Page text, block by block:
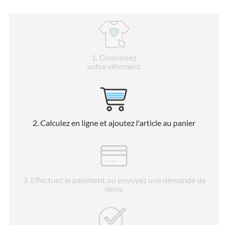
1 . Choisissez
votre vêtement
2. Calculez en ligne et ajoutez l'article au panier
3 . Effectuez le paiement ou envoyez une demande de
devis